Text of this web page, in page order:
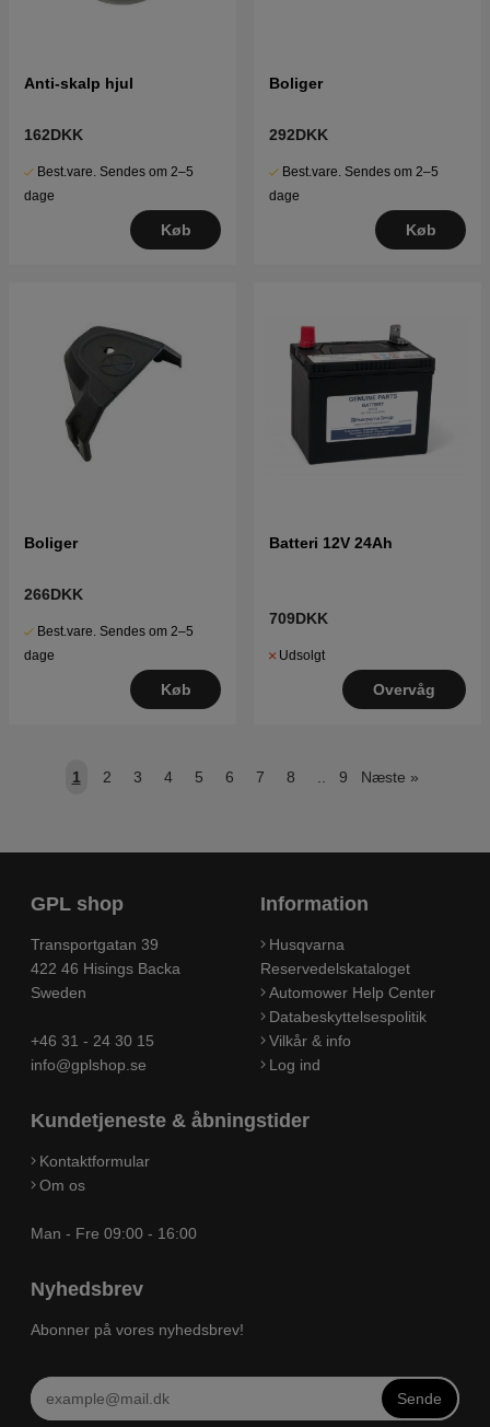
Anti-skalp hjul
162DKK
Best.vare. Sendes om 2–5
dage
Køb
Boliger
292DKK
Best.vare. Sendes om 2–5
dage
Køb
Boliger
266DKK
Best.vare. Sendes om 2–5
dage
Køb
Batteri 12V 24Ah
709DKK
Udsolgt
Overvåg
1 2 3 4 5 6 7 8 .. 9 Næste »
GPL shop
Transportgatan 39
422 46 Hisings Backa
Sweden
+46 31 - 24 30 15
info@gplshop.se
Information
Husqvarna
Reservedelskataloget
Automower Help Center
Databeskyttelsespolitik
Vilkår & info
Log ind
Kundetjeneste & åbningstider
Kontaktformular
Om os
Man - Fre 09:00 - 16:00
Nyhedsbrev
Abonner på vores nyhedsbrev!
Sende